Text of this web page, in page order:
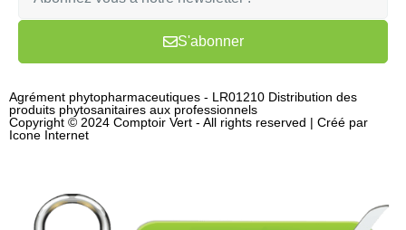
S'abonner
Agrément phytopharmaceutiques - LR01210 Distribution des
produits phytosanitaires aux professionnels
Copyright © 2024 Comptoir Vert - All rights reserved | Créé par
Icone Internet